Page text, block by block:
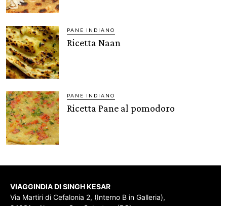
PANE INDIANO
Ricetta Naan
PANE INDIANO
Ricetta Pane al pomodoro
VIAGGINDIA DI SINGH KESAR
Via Martiri di Cefalonia 2, (Interno B in Galleria),